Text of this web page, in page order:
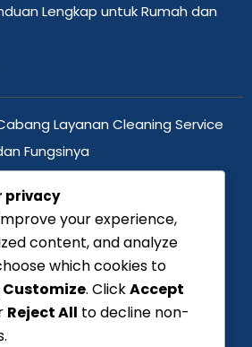
Lengkap untuk Rumah dan
Layanan Cleaning Service
Fungsinya
privacy
your experience,
content, and analyze
which cookies to
Customize. ClickAccept
Reject All to decline non-